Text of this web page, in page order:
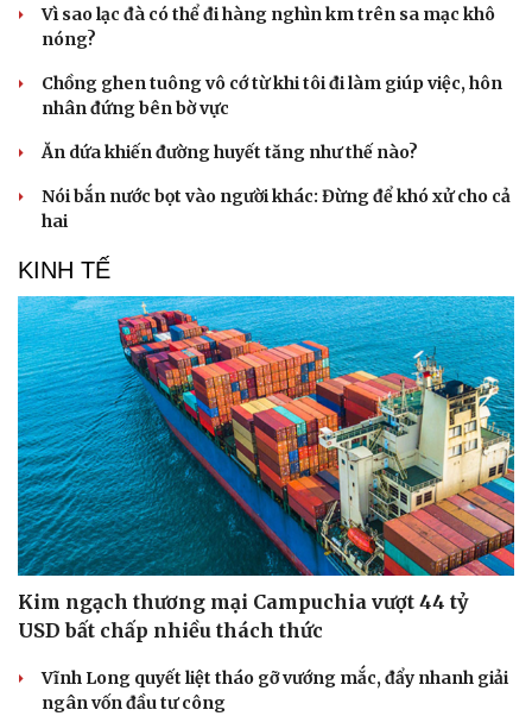
Vì sao lạc đà có thể đi hàng nghìn km trên sa mạc khô
nóng?
Chồng ghen tuông vô cớ từ khi tôi đi làm giúp việc, hôn
nhân đứng bên bờ vực
Ăn dứa khiến đường huyết tăng như thế nào?
Nói bắn nước bọt vào người khác: Đừng để khó xử cho cả
hai
KINH TẾ
Kim ngạch thương mại Campuchia vượt 44 tỷ
USD bất chấp nhiều thách thức
Vĩnh Long quyết liệt tháo gỡ vướng mắc, đẩy nhanh giải
ngân vốn đầu tư công